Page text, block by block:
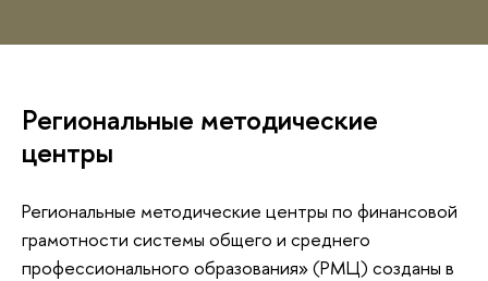
Региональные методические
центры
Региональные методические центры по финансовой
грамотности системы общего и среднего
профессионального образования» (РМЦ) созданы в